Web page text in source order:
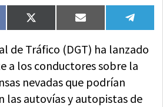
Compartir
en
X
(Twitter)
Compartir
en
Email
en
de Tráfico (DGT) ha lanzado
a los conductores sobre la
nevadas que podrían
las autovías y autopistas de